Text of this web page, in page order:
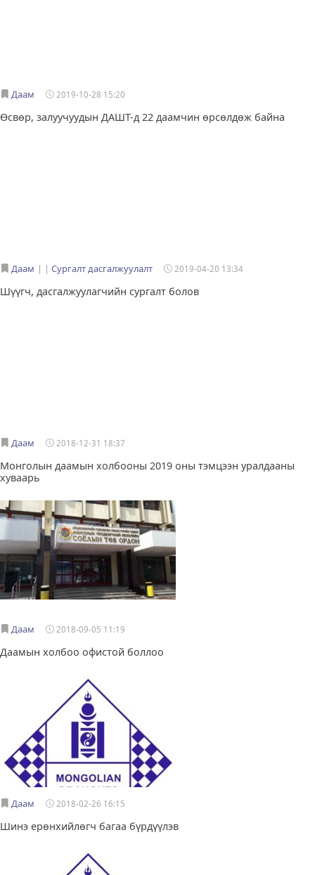
Даам 2019-10-28 15:20
Өсвөр, залуучуудын ДАШТ-д 22 даамчин өрсөлдөж байна
Даам | Сургалт дасгалжуулалт 2019-04-20 13:34
Шүүгч, дасгалжуулагчийн сургалт болов
Даам 2018-12-31 18:37
Монголын даамын холбооны 2019 оны тэмцээн уралдааны
хуваарь
Даам 2018-09-05 11:19
Даамын холбоо офистой боллоо
Даам 2018-02-26 16:15
Шинэ ерөнхийлөгч багаа бүрдүүлэв